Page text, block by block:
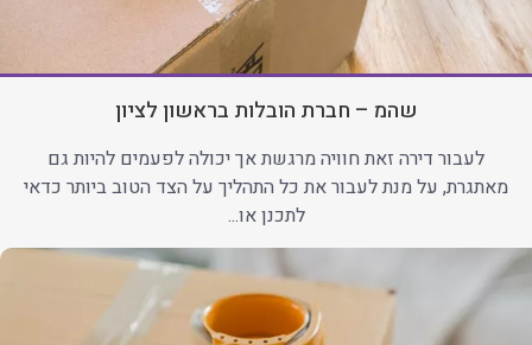
שהמ – חברת הובלות בראשון לציון
לעבור דירה זאת חוויה מרגשת אך יכולה לפעמים להיות גם
מאתגרת, על מנת לעבור את כל התהליך על הצד הטוב ביותר כדאי
לתכנן או...